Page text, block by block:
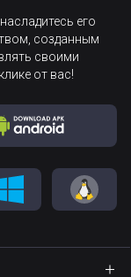
его
созданным
своими
от вас!